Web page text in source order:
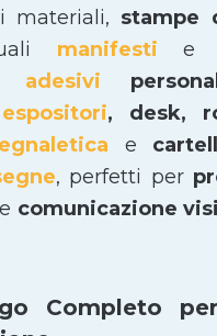
materiali, stampe
manifesti e
adesivi
espositori, desk,
e
, perfetti per
e comunicazione
Completo